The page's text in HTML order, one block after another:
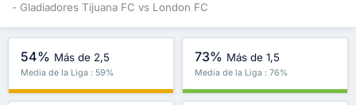
- Gladiadores Tijuana FC vs London FC
54% Más de 2,5
Media de la Liga : 59%
73% Más de 1,5
Media de la Liga : 76%